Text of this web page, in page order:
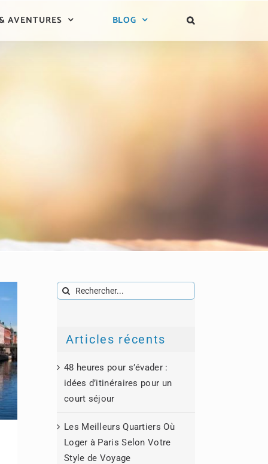
AVENTURES BLOG
Rechercher:
Articles récents
48 heures pour s’évader :
idées d’itinéraires pour un
court séjour
Les Meilleurs Quartiers Où
Loger à Paris Selon Votre
Style de Voyage